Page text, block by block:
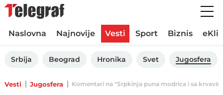
Naslovna Najnovije Vesti Sport Biznis
Srbija Beograd Hronika Svet Jugosfera
Vesti Jugosfera Komentari na "Srpkinja puna modrica i sa